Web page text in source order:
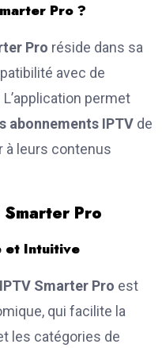
Pro ?
Pro réside dans sa
avec de
permet
abonnements IPTV de
à leurs contenus
Smarter Pro
et Intuitive
IPTV Smarter Pro est
qui facilite la
les catégories de